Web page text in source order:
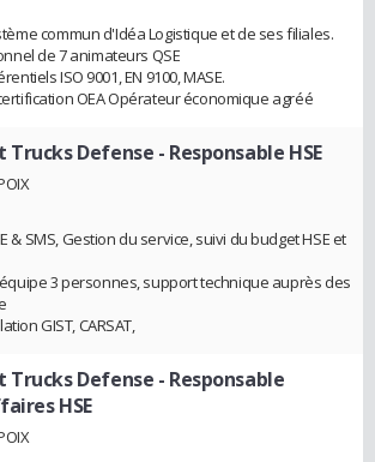
commun d'Idéa Logistique et de ses filiales.
de 7 animateurs QSE
ISO 9001, EN 9100, MASE.
OEA Opérateur économique agréé
Trucks Defense - Responsable HSE
& SMS, Gestion du service, suivi du budget HSE et
3 personnes, support technique auprès des
GIST, CARSAT,
Trucks Defense - Responsable
HSE